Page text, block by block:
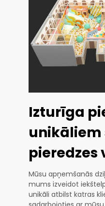
Izturīga
unikāliem
pieredzes
Mūsu apņemšanās
mums izveidot
unikāli atbilst katras